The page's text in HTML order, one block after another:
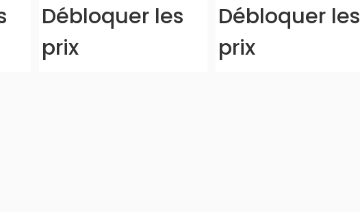
Débloquer les
prix
Débloquer les
prix